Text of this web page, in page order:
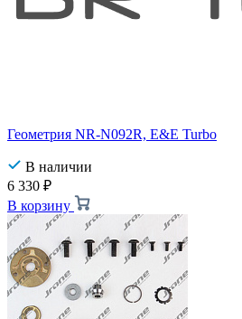
Геометрия NR-N092R, E&E Turbo
В наличии
6 330 ₽
В корзину